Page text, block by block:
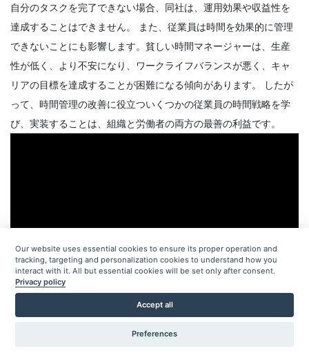
時間管理ソフト
時間管理ソフトウェアを使用して生産性を
高める方法
自分のタスクを完了できない場合、同社は、運用効果や収益性を
達成することはできません。
また、従業員は時間を効果的に管理
できないことにも影響します。貧しい時間マネージャーは、生産
性が低く、より不安になり、ワークライフバランスが悪く、キャ
リアの目標を達成することが困難になる傾向があります。
したが
って、時間管理の改善に役立ついくつかの従業員の時間戦略を学
び、実装することは、組織と労働者の両方の最善の利益です。
Our website uses essential cookies to ensure its proper operation and
tracking, targeting and personalization cookies to understand how you
interact with it. All but essential cookies will be set only after consent.
Privacy policy
Accept all
Preferences